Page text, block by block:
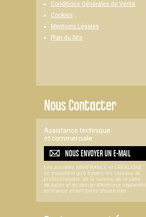
Conditions Générales de Vente
Cookies
Mentions Légales
Plan du Site
Nous Contacter
Assistance technique
et commerciale
NOUS ENVOYER UNE-MAIL
Les sociétés MSAFRANCE et CREALIGNE
ne travaillent qu'à travers les réseaux de
professionnels, de la cuisine, de la salle
de bains et du design d'intérieur, implantés
en France et territoires d’outre-mer.